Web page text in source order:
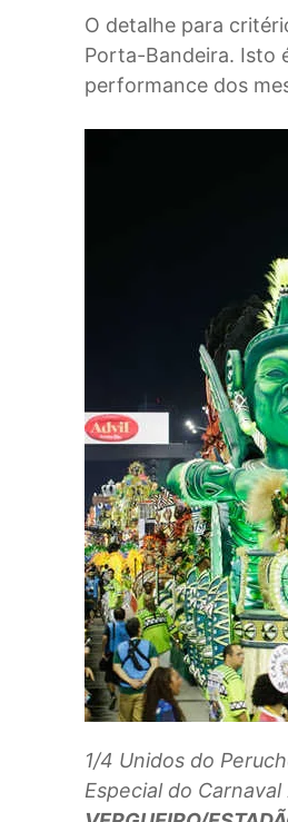
O detalhe para
Porta-Bandeira. Isto
performance dos
1/4 Unidos do
Especial do